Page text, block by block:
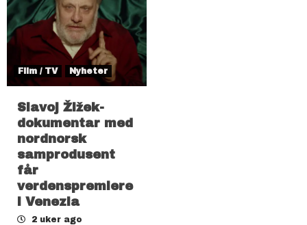
Film / TV Nyheter
Slavoj Žižek-
dokumentar med
nordnorsk
samprodusent
får
verdenspremiere
i Venezia
2 uker ago